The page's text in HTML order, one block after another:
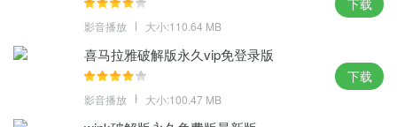
影音播放 大小:110.64 MB
喜马拉雅破解版永久vip免登录版
影音播放 大小:100.47 MB
下载